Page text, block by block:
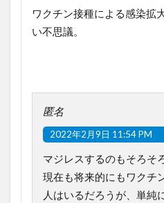
ワクチン接種による感染拡
い不思議。
匿名
2022年2月9日 11:54 PM
マジレスするのもそろそ
現在も将来的にもワクチ
人はいるだろうが、単純